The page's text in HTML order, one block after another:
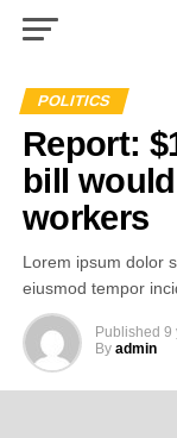
POLITICS
Report:
bill
workers
Lorem ipsum dolor
eiusmod tempor
Published 9
By admin